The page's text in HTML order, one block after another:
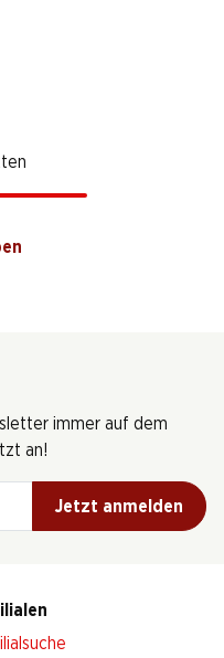
immer auf dem
an!
Jetzt anmelden